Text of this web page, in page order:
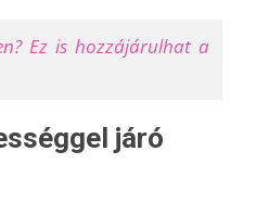
Ez is hozzájárulhat a
járó